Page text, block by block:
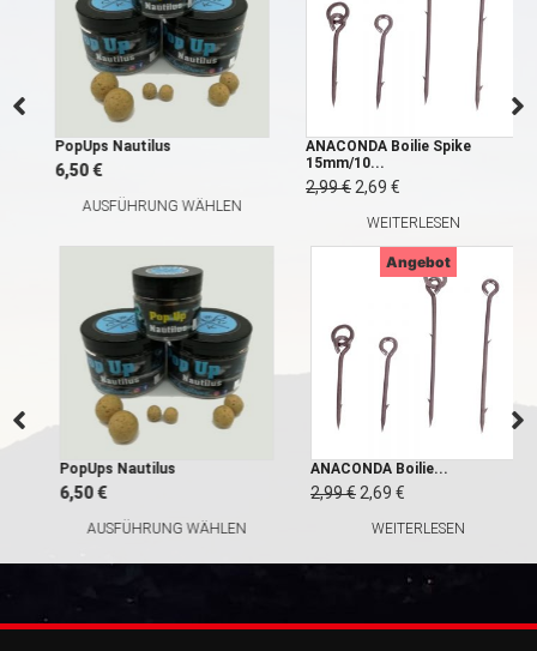
PopUps Nautilus
6,50€
AUSFÜHRUNG WÄHLEN
ANACONDA Boilie Spike
15mm/10...
2,99€2,69€
WEITERLESEN
PopUps Nautilus
6,50€
AUSFÜHRUNG WÄHLEN
Angebot
ANACONDA Boilie...
2,99€2,69€
WEITERLESEN